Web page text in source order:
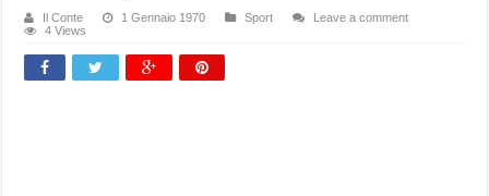
Il Conte 1 Gennaio 1970 Sport
Leave a comment
4 Views